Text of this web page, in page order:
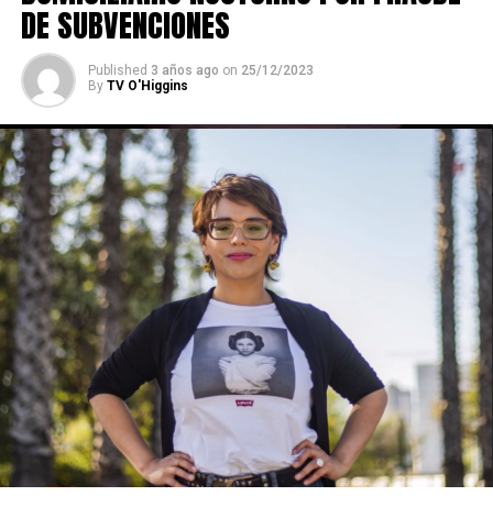
DE SUBVENCIONES
Published 3 años ago on 25/12/2023
By TV O'Higgins